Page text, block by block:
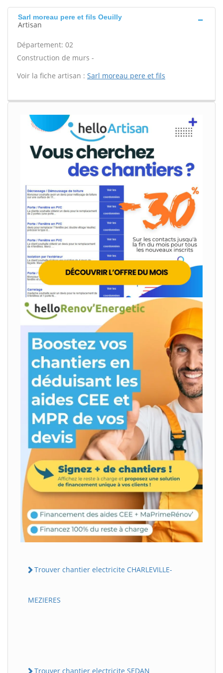
Sarl moreau pere et fils Oeuilly
Artisan
Département: 02
Construction de murs -
Voir la fiche artisan : Sarl moreau pere et fils
Trouver chantier electricite CHARLEVILLE-
MEZIERES
Trouver chantier electricite SEDAN